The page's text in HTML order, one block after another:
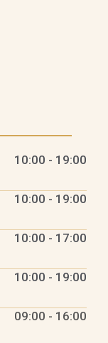
10:00 - 19:00
10:00 - 19:00
10:00 - 17:00
10:00 - 19:00
09:00 - 16:00